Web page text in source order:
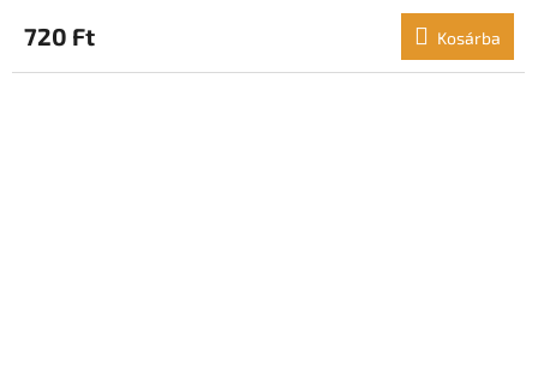
720 Ft Kosárba